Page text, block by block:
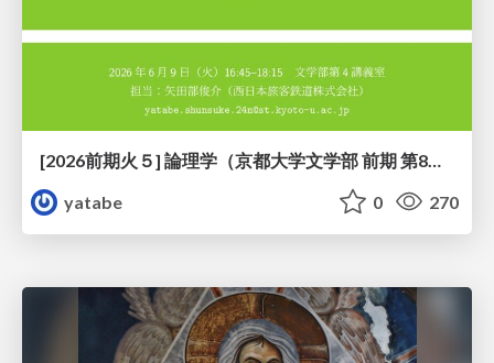
yatabe
0 270